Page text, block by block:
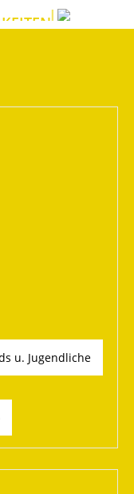
u. Jugendliche